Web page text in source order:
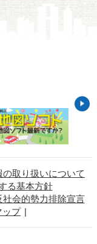
の取り扱いについて
る基本方針
社会的勢力排除宣言
ップ